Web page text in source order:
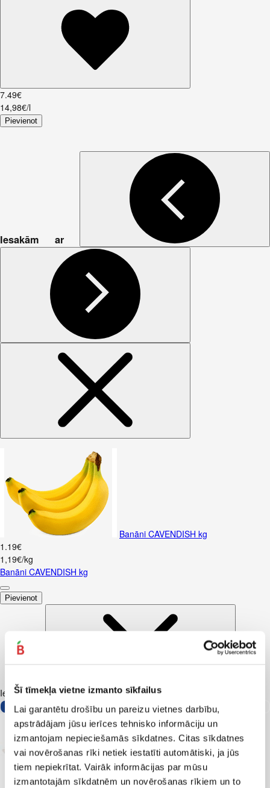
Šī tīmekļa vietne izmanto sīkfailus
Lai garantētu drošību un pareizu vietnes darbību,
apstrādājam jūsu ierīces tehnisko informāciju un
izmantojam nepieciešamās sīkdatnes. Citas sīkdatnes
vai novērošanas rīki netiek iestatīti automātiski, ja jūs
tiem nepiekrītat. Vairāk informācijas par mūsu
izmantotajām sīkdatnēm un novērošanas rīkiem un to
7.49€
14,98€/l
Pievienot
Iesakām ar
Banāni CAVENDISH kg
1 .19€
1,19€/kg
Banāni CAVENDISH kg
Pievienot
Iesakām ar